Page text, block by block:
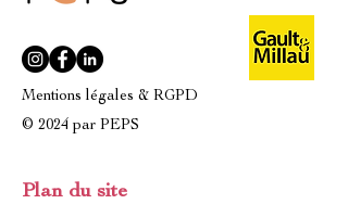
Mentions légales & RGPD
© 2024 par PEPS
Plan du site